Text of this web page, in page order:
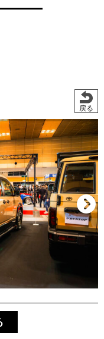
戻る